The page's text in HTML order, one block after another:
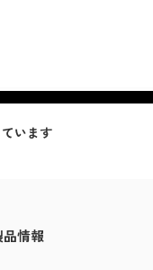
います
品情報